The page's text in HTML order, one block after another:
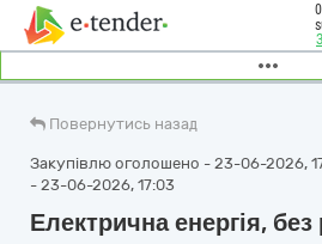
Повернутись назад
Закупівлю оголошено - 23-06-2026,
- 23-06-2026, 17:03
Електрична енергія, без